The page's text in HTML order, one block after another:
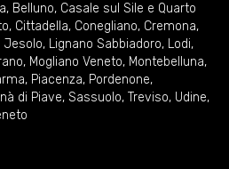
, Belluno, Casale sul Sile e Quarto
, Cittadella, Conegliano, Cremona,
Jesolo, Lignano Sabbiadoro, Lodi,
, Mogliano Veneto, Montebelluna,
, Piacenza, Pordenone,
di Piave, Sassuolo, Treviso, Udine,